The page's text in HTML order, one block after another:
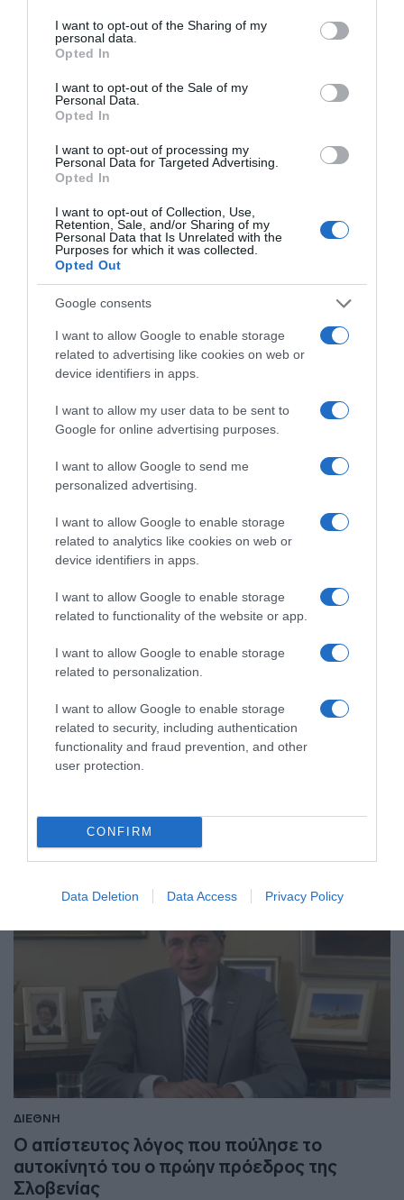
not limited to your visit or usage behaviour. You may click to
grant or deny consent to Google and its third-party tags to
use your data for below specified purposes in below Google
consent section.
I want to opt-out of the Sharing of my
personal data.
Opted In
I want to opt-out of the Sale of my
Personal Data.
Opted In
I want to opt-out of processing my
Personal Data for Targeted Advertising.
Opted In
I want to opt-out of Collection, Use,
Retention, Sale, and/or Sharing of my
Personal Data that Is Unrelated with the
Purposes for which it was collected.
Opted Out
Google consents
I want to allow Google to enable storage
related to advertising like cookies on web or
device identifiers in apps.
I want to allow my user data to be sent to
Google for online advertising purposes.
I want to allow Google to send me
personalized advertising.
I want to allow Google to enable storage
related to analytics like cookies on web or
device identifiers in apps.
I want to allow Google to enable storage
related to functionality of the website or app.
I want to allow Google to enable storage
related to personalization.
I want to allow Google to enable storage
related to security, including authentication
functionality and fraud prevention, and other
user protection.
CONFIRM
Data Deletion Data Access Privacy Policy
ΔΙΕΘΝΗ
Νέα κάθετη μονάδα Renault & Dacia στα
νότια προάστια της Αττικής
Η εταιρεία «Alpha AutoTeam A.E.» εμπλουτίζει το
δίκτυο διανομέων και επισκευαστών
27.06.2025 - 15:19
Γαλλία: Η Renault θα παράγει μη
επανδρωμένα αεροσκάφη στην Ουκρανία
Τι ανέφερε ο Γάλλος υπουργός Άμυνας
ΔΙΕΘΝΗ
Ο απίστευτος λόγος που πούλησε το
αυτοκίνητό του ο πρώην πρόεδρος της
Σλοβενίας